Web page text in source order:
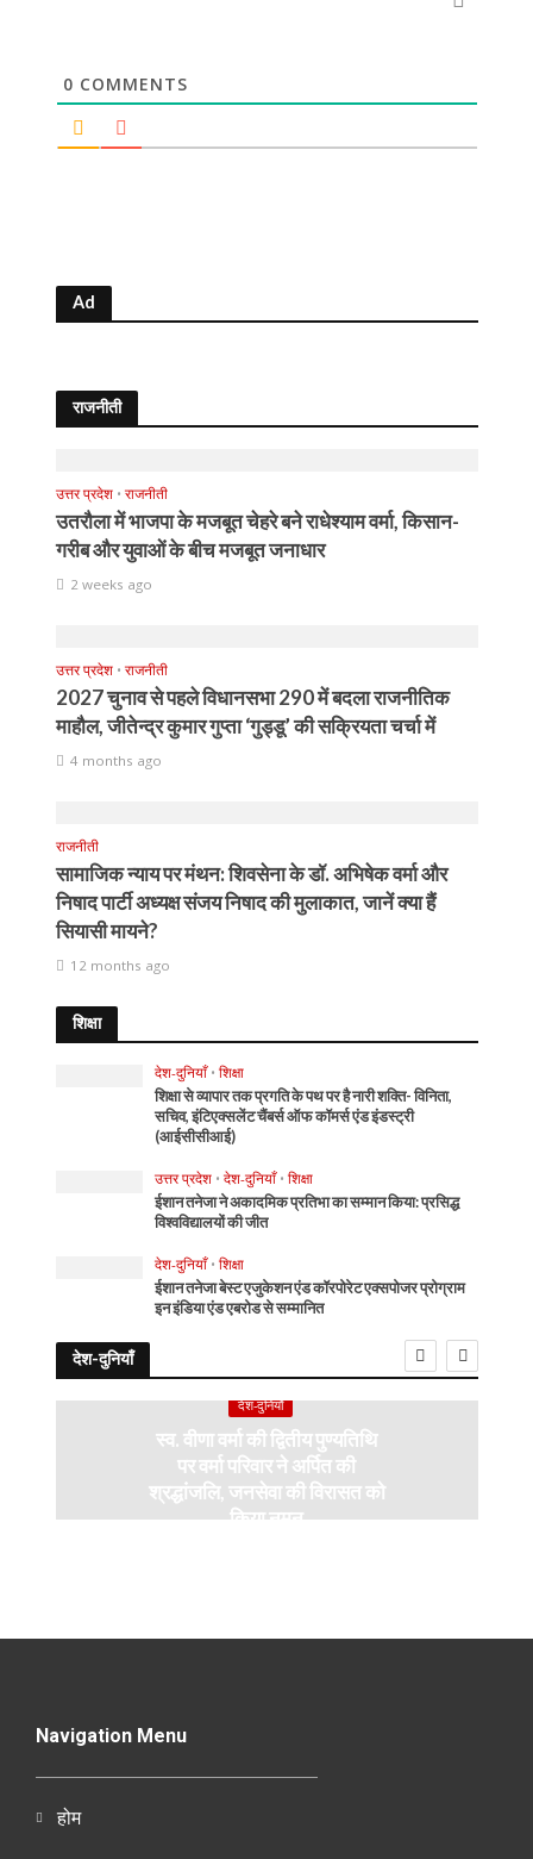
0 COMMENTS
Ad
राजनीती
उत्तर प्रदेश • राजनीती
उतरौला में भाजपा के मजबूत चेहरे बने राधेश्याम वर्मा, किसान-
गरीब और युवाओं के बीच मजबूत जनाधार
2 weeks ago
उत्तर प्रदेश • राजनीती
2027 चुनाव से पहले विधानसभा 290 में बदला राजनीतिक
माहौल, जीतेन्द्र कुमार गुप्ता ‘गुड्डू’ की सक्रियता चर्चा में
4 months ago
राजनीती
सामाजिक न्याय पर मंथन: शिवसेना के डॉ. अभिषेक वर्मा और
निषाद पार्टी अध्यक्ष संजय निषाद की मुलाकात, जानें क्या हैं
सियासी मायने?
12 months ago
शिक्षा
देश-दुनियाँ • शिक्षा
शिक्षा से व्यापार तक प्रगति के पथ पर है नारी शक्ति- विनिता,
सचिव, इंटिएक्सलेंट चैंबर्स ऑफ कॉमर्स एंड इंडस्ट्री
(आईसीसीआई)
उत्तर प्रदेश • देश-दुनियाँ • शिक्षा
ईशान तनेजा ने अकादमिक प्रतिभा का सम्मान किया: प्रसिद्ध
विश्वविद्यालयों की जीत
देश-दुनियाँ • शिक्षा
ईशान तनेजा बेस्ट एजुकेशन एंड कॉरपोरेट एक्सपोजर प्रोग्राम
इन इंडिया एंड एबरोड से सम्मानित
देश-दुनियाँ
देश-दुनियाँ
स्व. वीणा वर्मा की द्वितीय पुण्यतिथि
पर वर्मा परिवार ने अर्पित की
श्रद्धांजलि, जनसेवा की विरासत को
किया नमन
Navigation Menu
होम